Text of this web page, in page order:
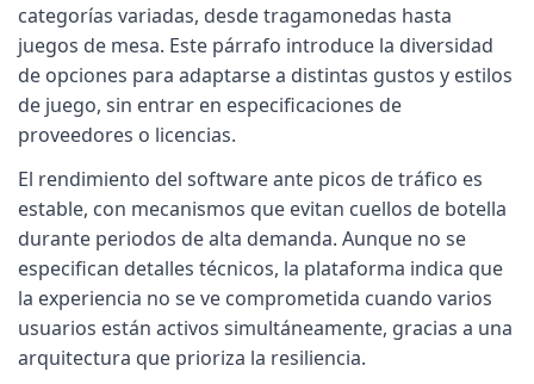
categorías variadas, desde tragamonedas hasta
juegos de mesa. Este párrafo introduce la diversidad
de opciones para adaptarse a distintas gustos y estilos
de juego, sin entrar en especificaciones de
proveedores o licencias.
El rendimiento del software ante picos de tráfico es
estable, con mecanismos que evitan cuellos de botella
durante periodos de alta demanda. Aunque no se
especifican detalles técnicos, la plataforma indica que
la experiencia no se ve comprometida cuando varios
usuarios están activos simultáneamente, gracias a una
arquitectura que prioriza la resiliencia.